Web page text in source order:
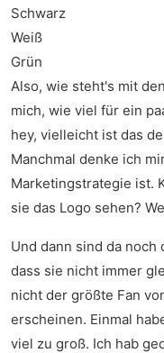
Schwarz
Weiß
Grün
Also, wie steht's mit
mich, wie viel für ein
hey, vielleicht ist das
Manchmal denke ich
Marketingstrategie ist.
sie das Logo sehen?
Und dann sind da noch
dass sie nicht immer
nicht der größte Fan
erscheinen. Einmal
viel zu groß. Ich hab